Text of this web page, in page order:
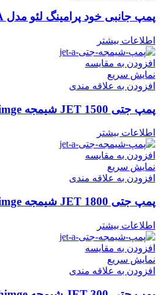
پمپ جانبی خود پرامینگ لئو مدل LKSm-A
اطلاعات بیشتر
افزودن به مقایسه
نمایش سریع
افزودن به علاقه مندی
پمپ جتی JET 1500 شیمجه Shimge
اطلاعات بیشتر
افزودن به مقایسه
نمایش سریع
افزودن به علاقه مندی
پمپ جتی JET 1800 شیمجه Shimge
اطلاعات بیشتر
افزودن به مقایسه
نمایش سریع
افزودن به علاقه مندی